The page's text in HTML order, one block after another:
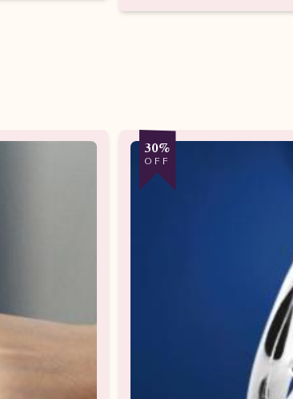
30%
OFF